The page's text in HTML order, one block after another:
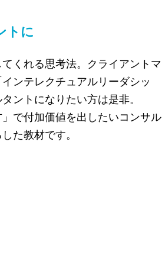
トに
くれる思考法。クライアントマ
ンテレクチュアルリーダシッ
ントになりたい方は是非。
で付加価値を出したいコンサル
た教材です。